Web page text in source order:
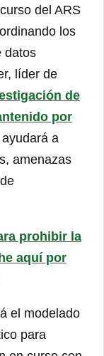
del ARS
los
datos
líder de
de
por
a
amenazas
prohibir la
aquí por
el modelado
para